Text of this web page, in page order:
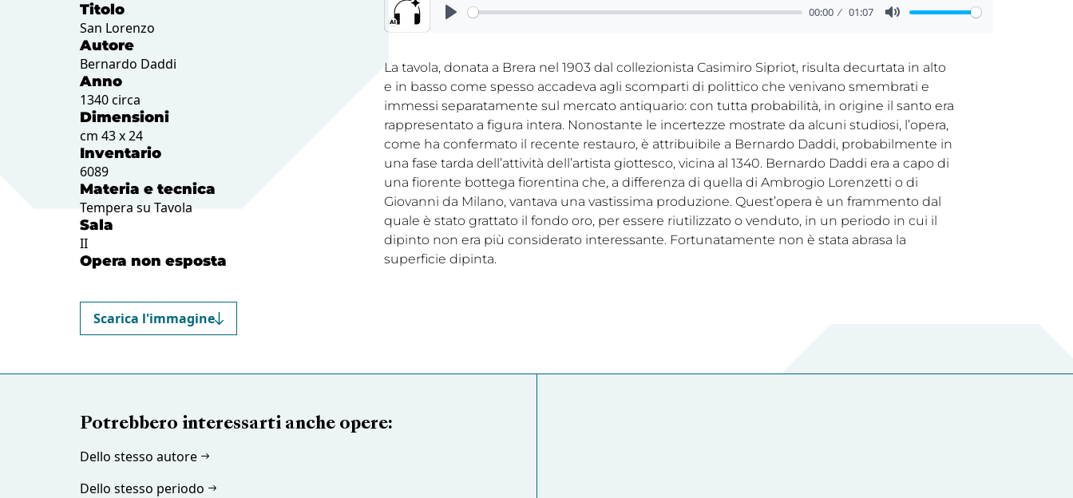
Titolo
San Lorenzo
Autore
Bernardo Daddi
Anno
1340 circa
Dimensioni
cm 43 x 24
Inventario
6089
Materia e tecnica
Tempera su Tavola
Sala
II
Opera non esposta
Scarica l'immagine
00:00 01:07
La tavola, donata a Brera nel 1903 dal collezionista Casimiro Sipriot, risulta decurtata in alto
e in basso come spesso accadeva agli scomparti di polittico che venivano smembrati e
immessi separatamente sul mercato antiquario: con tutta probabilità, in origine il santo era
rappresentato a figura intera. Nonostante le incertezze mostrate da alcuni studiosi, l’opera,
come ha confermato il recente restauro, è attribuibile a Bernardo Daddi, probabilmente in
una fase tarda dell’attività dell’artista giottesco, vicina al 1340. Bernardo Daddi era a capo di
una fiorente bottega fiorentina che, a differenza di quella di Ambrogio Lorenzetti o di
Giovanni da Milano, vantava una vastissima produzione. Quest’opera è un frammento dal
quale è stato grattato il fondo oro, per essere riutilizzato o venduto, in un periodo in cui il
dipinto non era più considerato interessante. Fortunatamente non è stata abrasa la
superficie dipinta.
Potrebbero interessarti anche opere:
Dello stesso autore
Dello stesso periodo